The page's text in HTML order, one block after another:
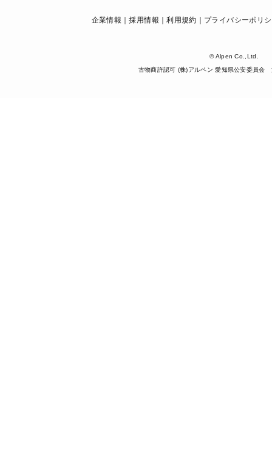
企業情報 採用情報 利用規約 プライバシーポリ
© Alpen Co.,Ltd.
古物商許認可 (株)アルペン 愛知県公安委員